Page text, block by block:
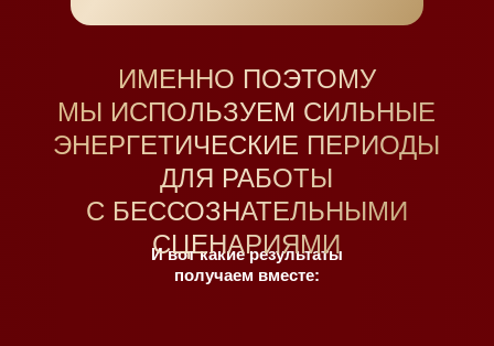
И вот какие результаты
получаем вместе:
ИМЕННО ПОЭТОМУ
МЫ ИСПОЛЬЗУЕМ СИЛЬНЫЕ
ЭНЕРГЕТИЧЕСКИЕ ПЕРИОДЫ
ДЛЯ РАБОТЫ
С БЕССОЗНАТЕЛЬНЫМИ
СЦЕНАРИЯМИ